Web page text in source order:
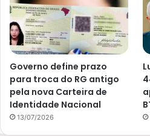
Governo define prazo
para troca do RG antigo
pela nova Carteira de
Identidade Nacional
13/07/2026